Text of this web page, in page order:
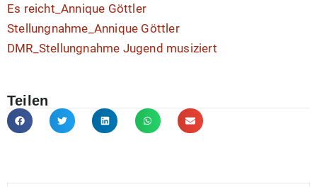
Es reicht_Annique Göttler
Stellungnahme_Annique Göttler
DMR_Stellungnahme Jugend musiziert
Teilen